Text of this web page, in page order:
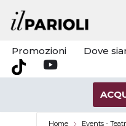
Vai
al
contenuto
Promozioni Dove
Tik
YouTube
Home
Events -